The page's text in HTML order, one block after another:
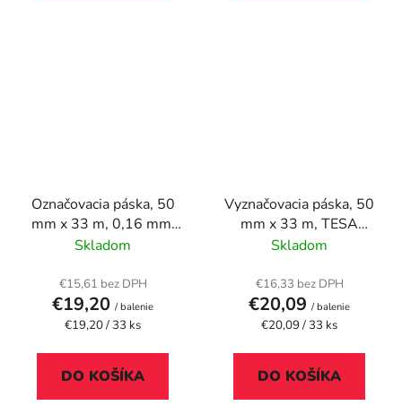
Označovacia páska, 50
mm x 33 m, 0,16 mm,
DURABLE
čierna
Skladom
€15,61 bez DPH
€19,20 / balenie
Jednotková
€19,20 / 33 ks
DO KOŠÍKA
Vyznačovacia páska, 50
mm x 33 m, TESA
"Professional
Skladom
€16,33 bez DPH
€20,09 / balenie
Jednotková
€20,09 / 33 ks
DO KOŠÍKA